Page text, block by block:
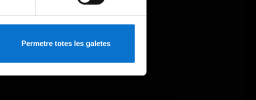
Permetre totes les galetes